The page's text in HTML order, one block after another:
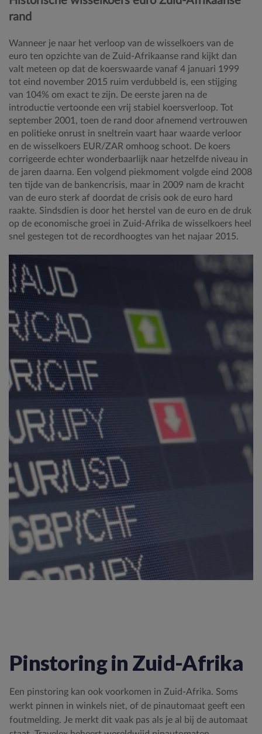
rand
Wanneer je naar het verloop van de wisselkoers van de
euro ten opzichte van de Zuid-Afrikaanse rand kijkt dan
valt meteen op dat de koerswaarde vanaf 4 januari 1999
tot eind november 2015 ruim verdubbeld is, een stijging
van 104% om exact te zijn. De eerste jaren na de
introductie vertoonde een vrij stabiel koersverloop. Tot
september 2001, toen de rand door afnemend vertrouwen
en politieke onrust in sneltrein vaart haar waarde verloor
en de wisselkoers EUR/ZAR omhoog schoot. De koers
corrigeerde echter wonderbaarlijk naar hetzelfde niveau in
de jaren daarna. Een volgend piekmoment volgde eind 2008
ten tijde van de bankencrisis, maar in 2009 nam de kracht
van de euro sterk af doordat de crisis ook de euro hard
raakte. Sindsdien is door het herstel van de euro en de druk
op de economische groei in Zuid-Afrika de wisselkoers heel
snel gestegen tot de recordhoogtes van het najaar 2015.
Pinstoring in Zuid-Afrika
Een pinstoring kan ook voorkomen in Zuid-Afrika. Soms
werkt pinnen in winkels niet, of de pinautomaat geeft een
foutmelding. Je merkt dit vaak pas als je al bij de automaat